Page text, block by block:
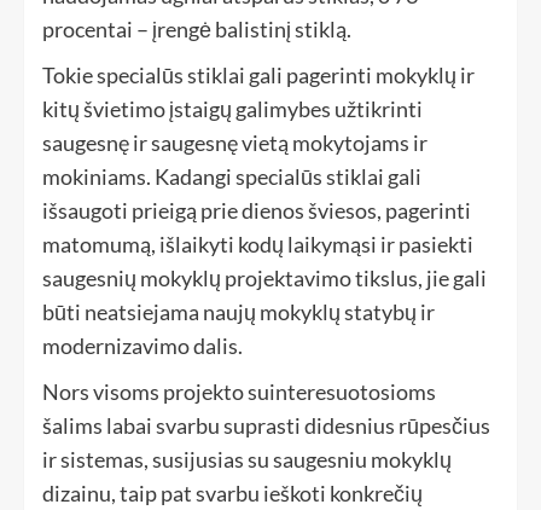
procentai – įrengė balistinį stiklą.
Tokie specialūs stiklai gali pagerinti mokyklų ir
kitų švietimo įstaigų galimybes užtikrinti
saugesnę ir saugesnę vietą mokytojams ir
mokiniams. Kadangi specialūs stiklai gali
išsaugoti prieigą prie dienos šviesos, pagerinti
matomumą, išlaikyti kodų laikymąsi ir pasiekti
saugesnių mokyklų projektavimo tikslus, jie gali
būti neatsiejama naujų mokyklų statybų ir
modernizavimo dalis.
Nors visoms projekto suinteresuotosioms
šalims labai svarbu suprasti didesnius rūpesčius
ir sistemas, susijusias su saugesniu mokyklų
dizainu, taip pat svarbu ieškoti konkrečių